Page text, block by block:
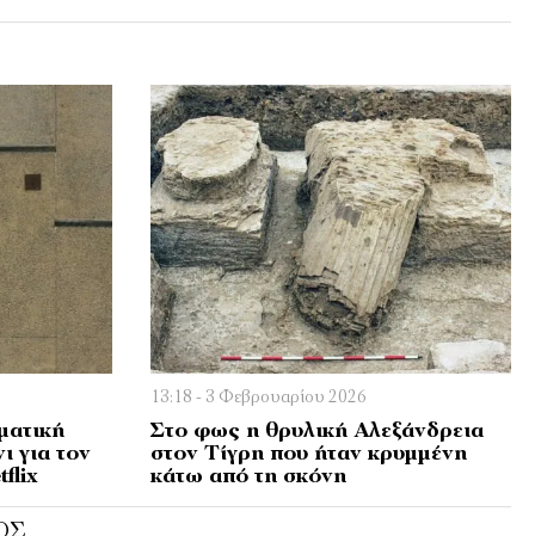
για τον
13:18 - 3 Φεβρουαρίου 2026
Στο φως η θρυλική Αλεξάνδρεια
στον Τίγρη που ήταν κρυμμένη
κάτω από τη σκόνη